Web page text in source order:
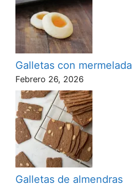
Galletas con mermelada
Febrero 26, 2026
Galletas de almendras